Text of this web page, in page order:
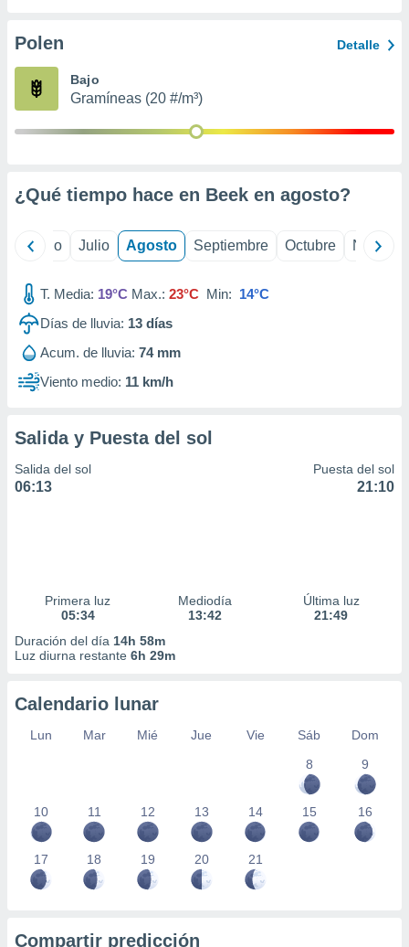
e
mediante
publicidad
publicidad
1199
Polen Detalle
Bajo
Gramíneas (20 #/m³)
¿Qué tiempo hace en Beek en agosto?
Junio Julio Agosto Septiembre Octubre
T. Media: 19°C Max.: 23°C Min: 14°C
Días de lluvia: 13 días
Acum. de lluvia: 74 mm
Viento medio: 11 km/h
Salida y Puesta del sol
Salida del sol
06:13
Puesta del sol
21:10
Primera luz
05:34
Mediodía
13:42
Última luz
21:49
Duración del día 14h 58m
Luz diurna restante 6h 29m
Calendario lunar
Lun Mar Mié Jue Vie Sáb
Dom
8
9
10 11 12 13 14 15 16
17 18 19 20 21
Compartir predicción